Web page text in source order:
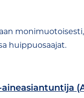
huippuosaajat.